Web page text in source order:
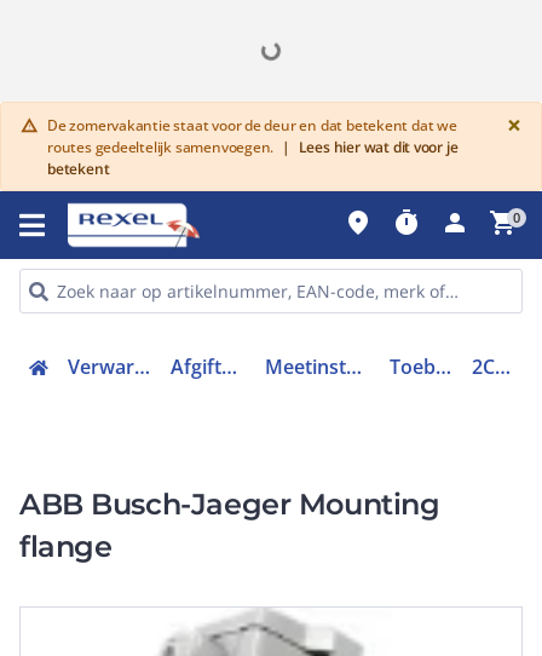
warning De zomervakantie staat voor de deur en dat betekent dat we
routes gedeeltelijk samenvoegen. |
Lees hier wat dit voor je
betekent
×
place timer person shopping_cart0
Verwarmen, Koelen en Ventileren Afgiftesysteem en appendages Meetinstrumenten (opname / registratie) Toebehoren thermometer 2CQG505804R2021
ABB Busch-Jaeger Mounting
flange